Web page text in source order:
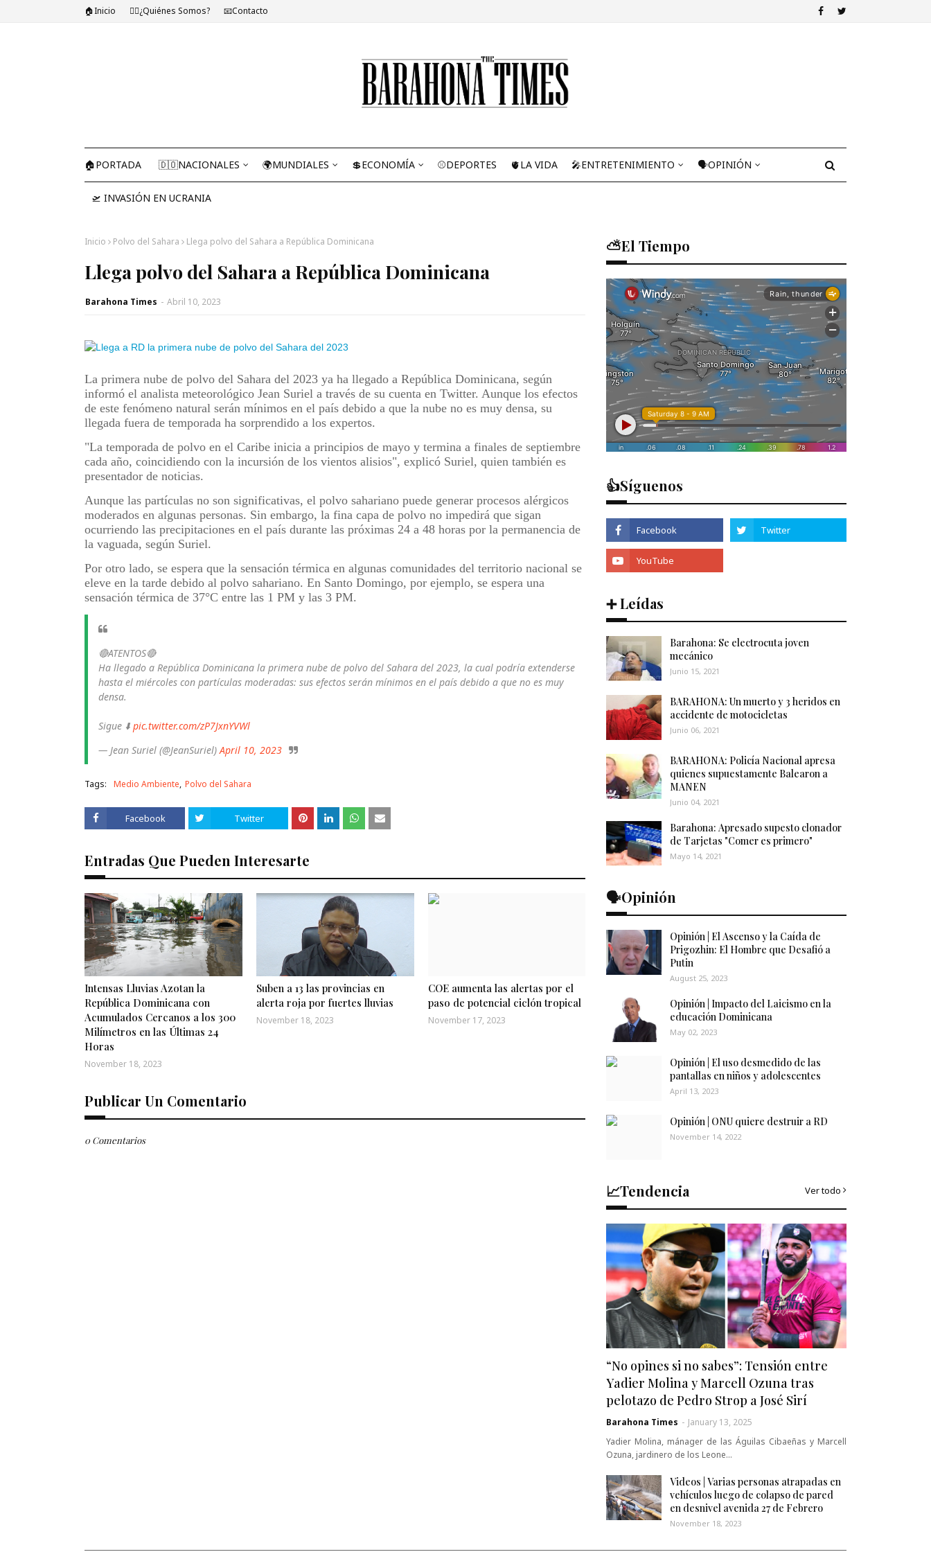
🏠Inicio 🤷‍♂️¿Quiénes Somos? 📧Contacto
🏠PORTADA 🇩🇴NACIONALES 🌍MUNDIALES 💲ECONOMÍA ⚾DEPORTES 🫀LA VIDA 🎤ENTRETENIMIENTO 🗣OPINIÓN
🛫 INVASIÓN EN UCRANIA
Inicio Polvo del Sahara Llega polvo del Sahara a República Dominicana
Llega polvo del Sahara a República Dominicana
Barahona Times - Abril 10, 2023
La primera nube de polvo del Sahara del 2023 ya ha llegado a República Dominicana, según
informó el analista meteorológico Jean Suriel a través de su cuenta en Twitter. Aunque los efectos
de este fenómeno natural serán mínimos en el país debido a que la nube no es muy densa, su
llegada fuera de temporada ha sorprendido a los expertos.
"La temporada de polvo en el Caribe inicia a principios de mayo y termina a finales de septiembre
cada año, coincidiendo con la incursión de los vientos alisios", explicó Suriel, quien también es
presentador de noticias.
Aunque las partículas no son significativas, el polvo sahariano puede generar procesos alérgicos
moderados en algunas personas. Sin embargo, la fina capa de polvo no impedirá que sigan
ocurriendo las precipitaciones en el país durante las próximas 24 a 48 horas por la permanencia de
la vaguada, según Suriel.
Por otro lado, se espera que la sensación térmica en algunas comunidades del territorio nacional se
eleve en la tarde debido al polvo sahariano. En Santo Domingo, por ejemplo, se espera una
sensación térmica de 37°C entre las 1 PM y las 3 PM.
🔴ATENTOS🔴
Ha llegado a República Dominicana la primera nube de polvo del Sahara del 2023, la cual podría extenderse
hasta el miércoles con partículas moderadas: sus efectos serán mínimos en el país debido a que no es muy
densa.
Sigue ⬇️ pic.twitter.com/zP7JxnYVWl
— Jean Suriel (@JeanSuriel) April 10, 2023
Tags: Medio Ambiente Polvo del Sahara
Facebook Twitter
Entradas Que Pueden Interesarte
Intensas Lluvias Azotan la
República Dominicana con
Acumulados Cercanos a los 300
Milímetros en las Últimas 24
Horas
November 18, 2023
Suben a 13 las provincias en
alerta roja por fuertes lluvias
November 18, 2023
COE aumenta las alertas por el
paso de potencial ciclón tropical
November 17, 2023
Publicar Un Comentario
0 Comentarios
⛅El Tiempo
👍Síguenos
➕ Leídas
Barahona: Se electrocuta joven
mecánico
Junio 15, 2021
BARAHONA: Un muerto y 3 heridos en
accidente de motocicletas
Junio 06, 2021
BARAHONA: Policía Nacional apresa
quienes supuestamente Balearon a
MANEN
Junio 04, 2021
Barahona: Apresado supesto clonador
de Tarjetas "Comer es primero"
Mayo 14, 2021
🗣️Opinión
Opinión | El Ascenso y la Caída de
Prigozhin: El Hombre que Desafió a
Putin
August 25, 2023
Opinión | Impacto del Laicismo en la
educación Dominicana
May 02, 2023
Opinión | El uso desmedido de las
pantallas en niños y adolescentes
April 13, 2023
Opinión | ONU quiere destruir a RD
November 14, 2022
📈Tendencia Ver todo
“No opines si no sabes”: Tensión entre
Yadier Molina y Marcell Ozuna tras
pelotazo de Pedro Strop a José Sirí
Barahona Times - January 13, 2025
Yadier Molina, mánager de las Águilas Cibaeñas y Marcell
Ozuna, jardinero de los Leone…
Videos | Varias personas atrapadas en
vehículos luego de colapso de pared
en desnivel avenida 27 de Febrero
November 18, 2023